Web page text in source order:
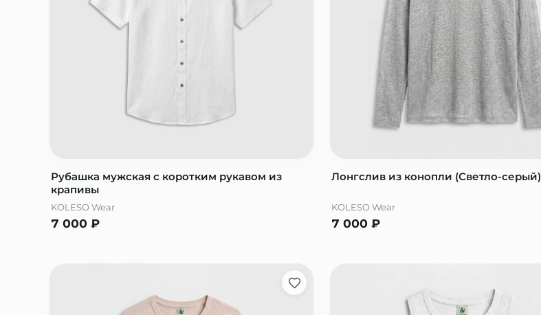
Рубашка мужская с коротким рукавом из
крапивы
KOLESO Wear
7 000 ₽
Лонгслив из конопли (Светло-серый)
KOLESO Wear
7 000 ₽